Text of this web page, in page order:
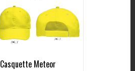
Casquette Meteor